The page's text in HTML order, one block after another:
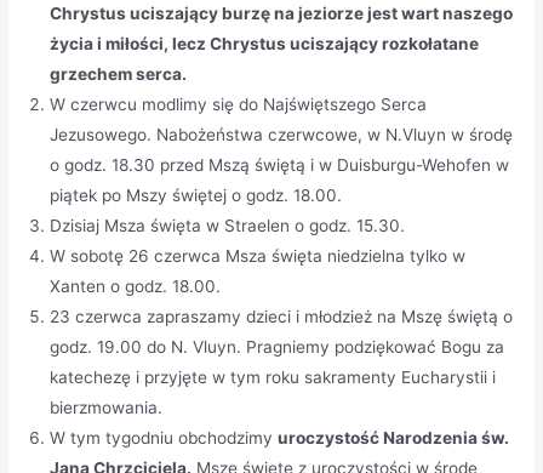
Chrystus uciszający burzę na jeziorze jest wart naszego
życia i miłości, lecz Chrystus uciszający rozkołatane
grzechem serca.
W czerwcu modlimy się do Najświętszego Serca
Jezusowego. Nabożeństwa czerwcowe, w N.Vluyn w środę
o godz. 18.30 przed Mszą świętą i w Duisburgu-Wehofen w
piątek po Mszy świętej o godz. 18.00.
Dzisiaj Msza święta w Straelen o godz. 15.30.
W sobotę 26 czerwca Msza święta niedzielna tylko w
Xanten o godz. 18.00.
23 czerwca zapraszamy dzieci i młodzież na Mszę świętą o
godz. 19.00 do N. Vluyn. Pragniemy podziękować Bogu za
katechezę i przyjęte w tym roku sakramenty Eucharystii i
bierzmowania.
W tym tygodniu obchodzimyuroczystość Narodzenia św.
Jana Chrzciciela. Msze święte z uroczystości w środę